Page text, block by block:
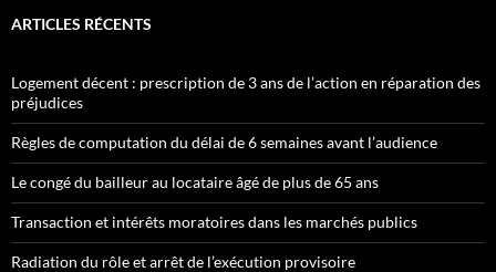
ARTICLES RÉCENTS
Logement décent : prescription de 3 ans de l’action en réparation des
préjudices
Règles de computation du délai de 6 semaines avant l’audience
Le congé du bailleur au locataire âgé de plus de 65 ans
Transaction et intérêts moratoires dans les marchés publics
Radiation du rôle et arrêt de l’exécution provisoire